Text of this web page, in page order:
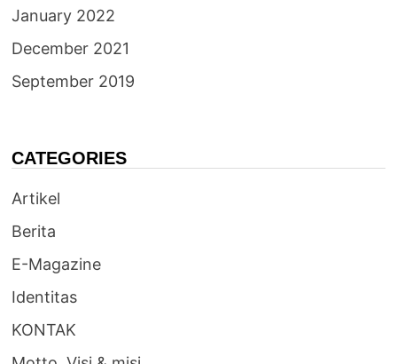
January 2022
December 2021
September 2019
CATEGORIES
Artikel
Berita
E-Magazine
Identitas
KONTAK